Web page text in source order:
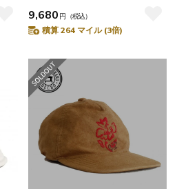
9,680 円 （税込）
積算 264 マイル (3倍)